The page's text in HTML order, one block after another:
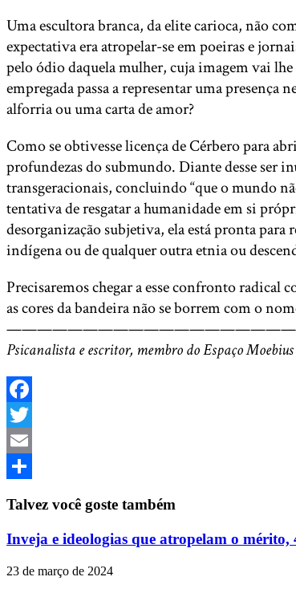
Uma escultora branca, da elite carioca, não
expectativa era atropelar-se em poeiras e
pelo ódio daquela mulher, cuja imagem vai
empregada passa a representar uma presença
alforria ou uma carta de amor?
Como se obtivesse licença de Cérbero para
profundezas do submundo. Diante desse ser
transgeracionais, concluindo “que o mundo
tentativa de resgatar a humanidade em si
desorganização subjetiva, ela está pronta para
indígena ou de qualquer outra etnia ou
Precisaremos chegar a esse confronto radical
as cores da bandeira não se borrem com o
Psicanalista e escritor, membro do Espaço
Facebook
Twitter
Email
Talvez você goste também
Inveja e ideologias que atropelam o mérito,
23 de março de 2024